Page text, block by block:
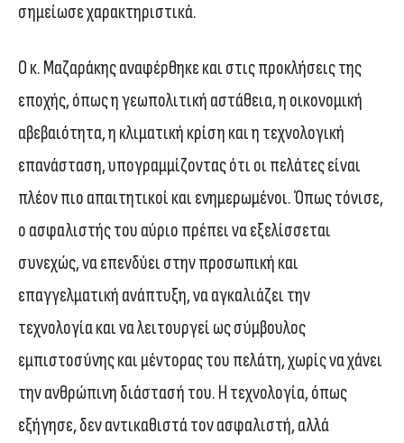
σημείωσε χαρακτηριστικά.
Ο κ. Μαζαράκης αναφέρθηκε και στις προκλήσεις της
εποχής, όπως η γεωπολιτική αστάθεια, η οικονομική
αβεβαιότητα, η κλιματική κρίση και η τεχνολογική
επανάσταση, υπογραμμίζοντας ότι οι πελάτες είναι
πλέον πιο απαιτητικοί και ενημερωμένοι. Όπως τόνισε,
ο ασφαλιστής του αύριο πρέπει να εξελίσσεται
συνεχώς, να επενδύει στην προσωπική και
επαγγελματική ανάπτυξη, να αγκαλιάζει την
τεχνολογία και να λειτουργεί ως σύμβουλος
εμπιστοσύνης και μέντορας του πελάτη, χωρίς να χάνει
την ανθρώπινη διάστασή του. Η τεχνολογία, όπως
εξήγησε, δεν αντικαθιστά τον ασφαλιστή, αλλά